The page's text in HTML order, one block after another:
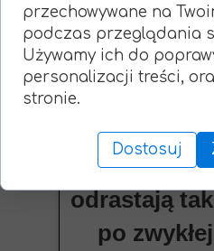
przypadku
małych
martwimy
ziemi
zmieszane
odrastają
po
przechowywane na
podczas przeglądania
Używamy ich do
personalizacji treści,
stronie.
Dostosuj